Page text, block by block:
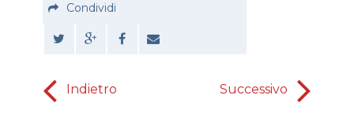
Condividi
Indietro Successivo Dio è